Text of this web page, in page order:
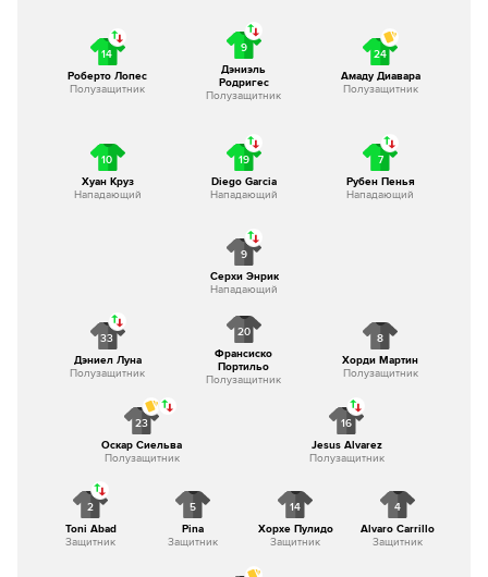
14
Роберто Лопес
Полузащитник
9
Дэниэль
Родригес
Полузащитник
24
Амаду Диавара
Полузащитник
10
Хуан Круз
Нападающий
19
Diego Garcia
Нападающий
7
Рубен Пенья
Нападающий
2
Toni Abad
Защитник
5
Pina
Защитник
14
Хорхе Пулидо
Защитник
4
Alvaro Carrillo
Защитник
23
Оскар Сиельва
Полузащитник
16
Jesus Alvarez
Полузащитник
33
Дэниел Луна
Полузащитник
20
Франсиско
Портильо
Полузащитник
8
Хорди Мартин
Полузащитник
9
Серхи Энрик
Нападающий